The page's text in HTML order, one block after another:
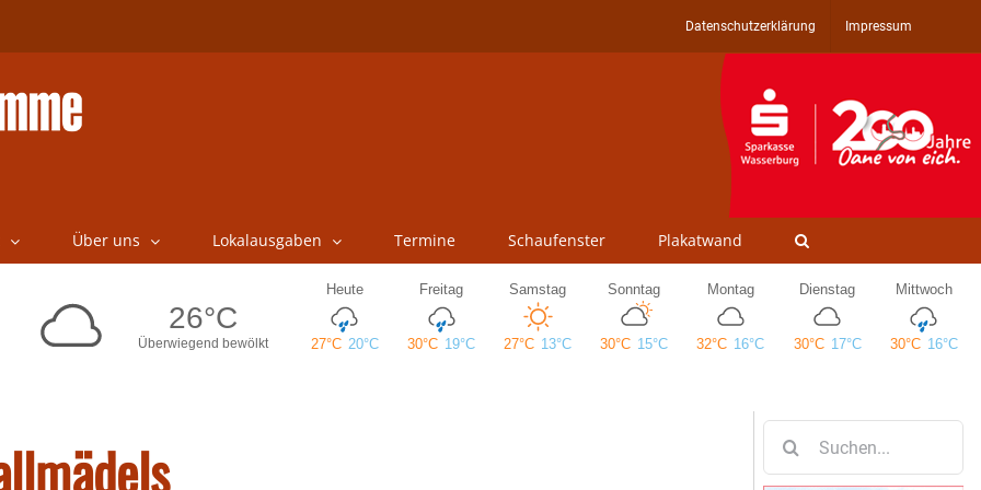
Datenschutzerklärung Impressum
Über uns Lokalausgaben Termine Schaufenster Plakatwand
nach: